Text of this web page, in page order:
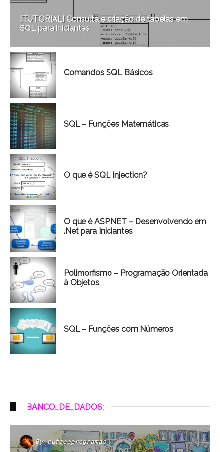
[TUTORIAL] Consulta e criação de tabelas em
SQL para iniciantes
Comandos SQL Básicos
SQL – Funções Matemáticas
O que é SQL Injection?
O que é ASP.NET – Desenvolvendo em
.Net para Iniciantes
Polimorfismo – Programação Orientada
à Objetos
SQL – Funções com Números
BANCO_DE_DADOS;
Byeufacoprogramas